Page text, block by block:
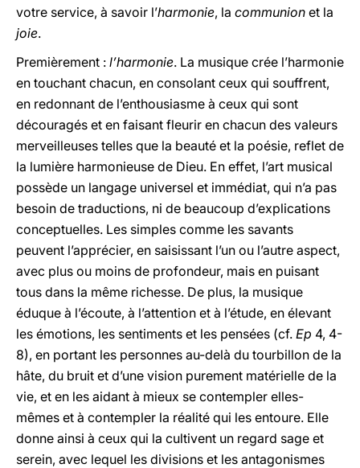
votre service, à savoir l’harmonie, la communion et la
joie.
Premièrement : l’harmonie. La musique crée l’harmonie
en touchant chacun, en consolant ceux qui souffrent,
en redonnant de l’enthousiasme à ceux qui sont
découragés et en faisant fleurir en chacun des valeurs
merveilleuses telles que la beauté et la poésie, reflet de
la lumière harmonieuse de Dieu. En effet, l’art musical
possède un langage universel et immédiat, qui n’a pas
besoin de traductions, ni de beaucoup d’explications
conceptuelles. Les simples comme les savants
peuvent l’apprécier, en saisissant l’un ou l’autre aspect,
avec plus ou moins de profondeur, mais en puisant
tous dans la même richesse. De plus, la musique
éduque à l’écoute, à l’attention et à l’étude, en élevant
les émotions, les sentiments et les pensées (cf. Ep 4, 4-
8), en portant les personnes au-delà du tourbillon de la
hâte, du bruit et d’une vision purement matérielle de la
vie, et en les aidant à mieux se contempler elles-
mêmes et à contempler la réalité qui les entoure. Elle
donne ainsi à ceux qui la cultivent un regard sage et
serein, avec lequel les divisions et les antagonismes